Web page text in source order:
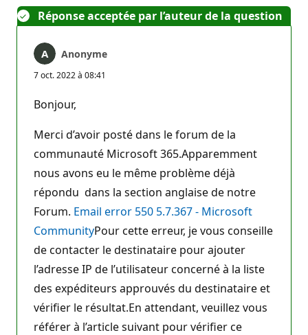
Réponse acceptée par l’auteur de la question
Anonyme
7 oct. 2022 à 08:41
Bonjour,
Merci d’avoir posté dans le forum de la
communauté Microsoft 365.Apparemment
nous avons eu le même problème déjà
répondu dans la section anglaise de notre
Forum. Email error 550 5.7.367 - Microsoft
CommunityPour cette erreur, je vous conseille
de contacter le destinataire pour ajouter
l’adresse IP de l’utilisateur concerné à la liste
des expéditeurs approuvés du destinataire et
vérifier le résultat.En attendant, veuillez vous
référer à l’article suivant pour vérifier ce